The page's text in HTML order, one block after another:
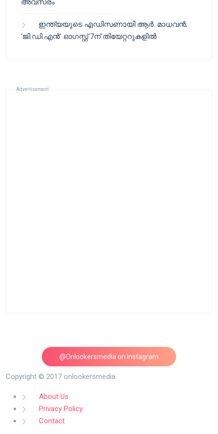
അവസരം
ഇന്ത്യയുടെ എഡിസണായി ആർ. മാധവൻ;
‘ജി.ഡി.എൻ’ ഓഗസ്റ്റ് 7ന് തിയേറ്ററുകളിൽ
Advertisement
@Onlookersmedia on Instagram
Follow on Instagram
Copyright © 2017 onlookersmedia.
About Us
Privacy Policy
Contact